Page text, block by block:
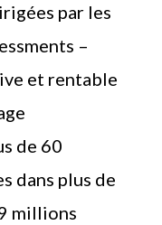
par les
–
et rentable
de 60
dans plus de
millions